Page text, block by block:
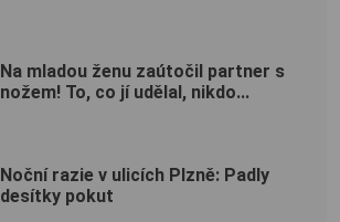
Na mladou ženu zaútočil partner s
nožem! To, co jí udělal, nikdo...
Noční razie v ulicích Plzně: Padly
desítky pokut